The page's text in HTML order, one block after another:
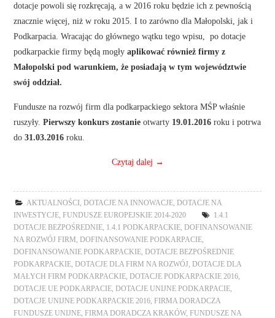
dotacje powoli się rozkręcają, a w 2016 roku będzie ich z pewnością
znacznie więcej, niż w roku 2015. I to zarówno dla Małopolski, jak i
Podkarpacia. Wracając do głównego wątku tego wpisu, po dotacje
podkarpackie firmy będą mogłyaplikować również firmy z
Małopolski pod warunkiem, że posiadają w tym województwie
swój oddział.
Fundusze na rozwój firm dla podkarpackiego sektora MŚP właśnie
ruszyły. Pierwszy konkurs zostanieotwarty 19.01.2016 roku i potrwa
do31.03.2016roku.
Czytaj dalej →
AKTUALNOŚCI DOTACJE NA INNOWACJE
DOTACJE NA
INWESTYCJE
FUNDUSZE EUROPEJSKIE 2014-2020
1.4.1
DOTACJE BEZPOŚREDNIE 1.4.1 PODKARPACKIE
DOFINANSOWANIE
NA ROZWÓJ FIRM
DOFINANSOWANIE PODKARPACIE
DOFINANSOWANIE PODKARPACKIE
DOTACJE BEZPOŚREDNIE
PODKARPACKIE
DOTACJE DLA FIRM NA ROZWÓJ
DOTACJE DLA
MAŁYCH FIRM PODKARPACKIE
DOTACJE PODKARPACKIE 2016
DOTACJE UE PODKARPACIE
DOTACJE UNIJNE PODKARPACIE
DOTACJE UNIJNE PODKARPACKIE 2016
FIRMA DORADCZA
FUNDUSZE UNIJNE
FIRMA DORADCZA KRAKÓW, FUNDUSZE NA